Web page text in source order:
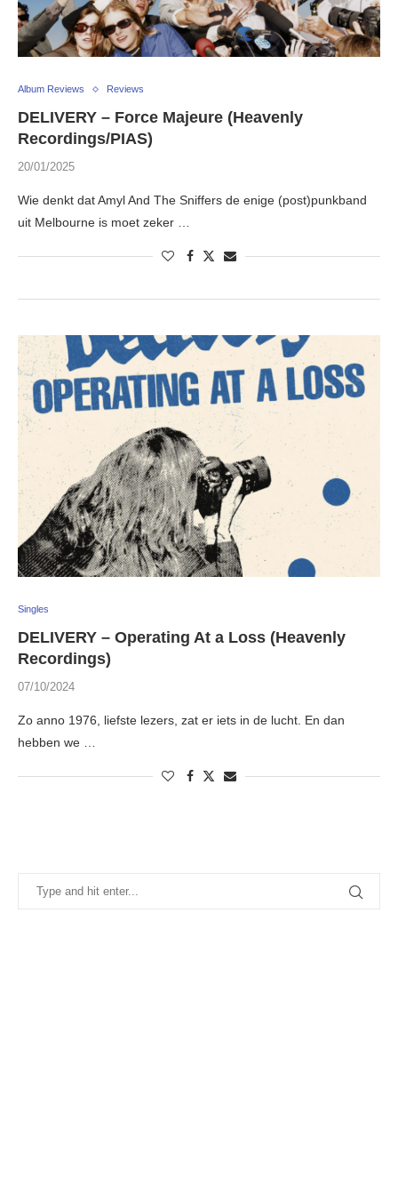
Album Reviews Reviews
DELIVERY – Force Majeure (Heavenly
Recordings/PIAS)
20/01/2025
Wie denkt dat Amyl And The Sniffers de enige (post)punkband
uit Melbourne is moet zeker …
Singles
DELIVERY – Operating At a Loss (Heavenly
Recordings)
07/10/2024
Zo anno 1976, liefste lezers, zat er iets in de lucht. En dan
hebben we …